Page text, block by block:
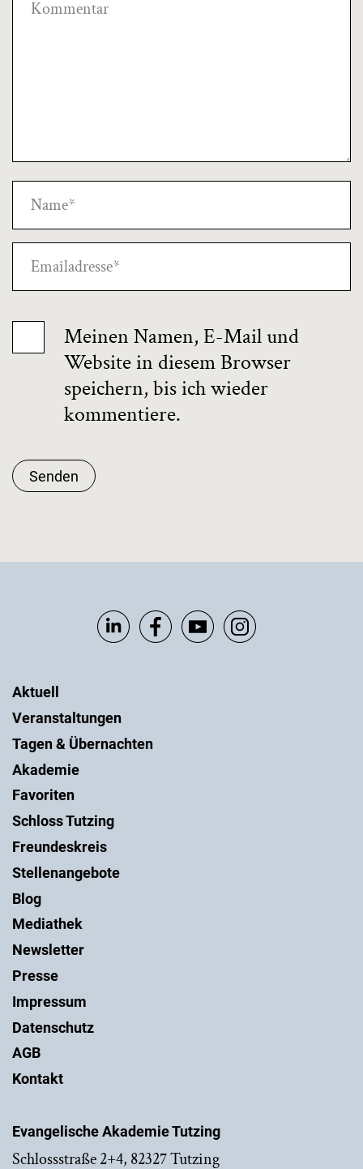
Meinen Namen, E-Mail und
Website in diesem Browser
speichern, bis ich wieder
kommentiere.
Senden
Evangelische Akademie Tutzing
Schlossstraße 2+4, 82327 Tutzing
Aktuell
Veranstaltungen
Tagen & Übernachten
Akademie
Favoriten
Schloss Tutzing
Freundeskreis
Stellenangebote
Blog
Mediathek
Newsletter
Presse
Impressum
Datenschutz
AGB
Kontakt